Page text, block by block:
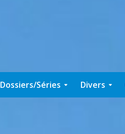
Dossiers/Séries Divers